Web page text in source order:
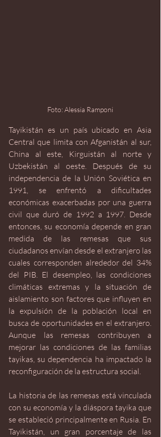
Foto: Alessia Ramponi
Tayikistán es un país ubicado en Asia
Central que limita con Afganistán al sur,
China al este, Kirguistán al norte y
Uzbekistán al oeste. Después de su
independencia de la Unión Soviética en
1991, se enfrentó a dificultades
económicas exacerbadas por una guerra
civil que duró de 1992 a 1997. Desde
entonces, su economía depende en gran
medida de las remesas que sus
ciudadanos envían desde el extranjero las
cuales corresponden alrededor del 34%
del PIB. El desempleo, las condiciones
climáticas extremas y la situación de
aislamiento son factores que influyen en
la expulsión de la población local en
busca de oportunidades en el extranjero.
Aunque las remesas contribuyen a
mejorar las condiciones de las familias
tayikas, su dependencia ha impactado la
reconfiguración de la estructura social.
La historia de las remesas está vinculada
con su economía y la diáspora tayika que
se estableció principalmente en Rusia. En
Tayikistán, un gran porcentaje de las